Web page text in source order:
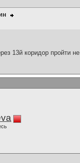
13й коридор пройти